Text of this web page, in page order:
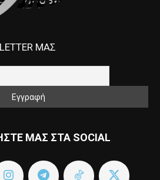
ΜΑΣ
ΜΑΣ ΣΤΑ SOCIAL